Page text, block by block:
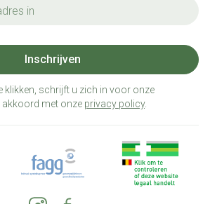
Inschrijven
klikken, schrijft u zich in voor onze
akkoord met onze privacy policy.